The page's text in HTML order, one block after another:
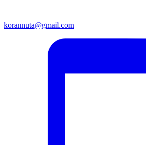
korannuta@gmail.com